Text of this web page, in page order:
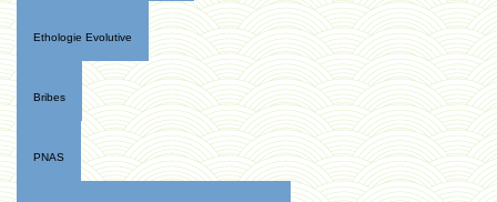
Ethologie Evolutive
Bribes
PNAS